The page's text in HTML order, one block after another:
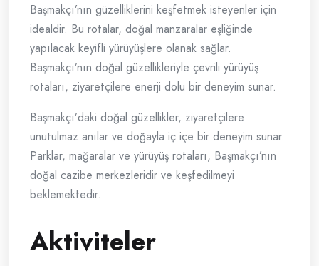
Başmakçı’nın güzelliklerini keşfetmek isteyenler için
idealdir. Bu rotalar, doğal manzaralar eşliğinde
yapılacak keyifli yürüyüşlere olanak sağlar.
Başmakçı’nın doğal güzellikleriyle çevrili yürüyüş
rotaları, ziyaretçilere enerji dolu bir deneyim sunar.
Başmakçı’daki doğal güzellikler, ziyaretçilere
unutulmaz anılar ve doğayla iç içe bir deneyim sunar.
Parklar, mağaralar ve yürüyüş rotaları, Başmakçı’nın
doğal cazibe merkezleridir ve keşfedilmeyi
beklemektedir.
Aktiviteler